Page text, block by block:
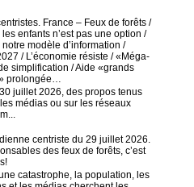
France – Feux de forêts /
enfants n’est pas une option /
notre modèle d’information /
/ L’économie résiste / «Méga-
simplification / Aide «grands
prolongée…
juillet 2026, des propos tenus
médias ou sur les réseaux
centriste du 29 juillet 2026.
des feux de forêts, c’est
catastrophe, la population, les